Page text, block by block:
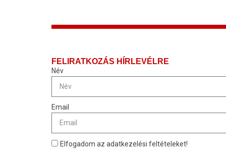
FELIRATKOZÁS HÍRLEVÉLRE
Név
Email
Elfogadom az adatkezelési feltételeket!